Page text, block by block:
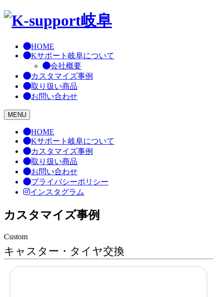
Skip
HOME
Kサポート岐阜について
会社概要
カスタマイズ事例
取り扱い商品
お問い合わせ
MENU
HOME
Kサポート岐阜について
カスタマイズ事例
取り扱い商品
お問い合わせ
プライバシーポリシー
インスタグラム
カスタマイズ事例
Custom
キャスター・タイヤ交換